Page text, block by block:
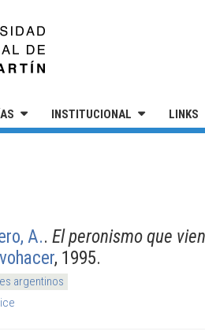
INSTITUCIONAL LINKS
A.. El peronismo que
, 1995.
argentinos